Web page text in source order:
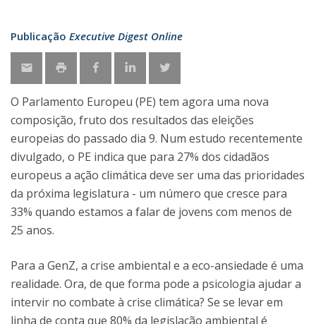
Publicação Executive Digest Online
O Parlamento Europeu (PE) tem agora uma nova
composição, fruto dos resultados das eleições
europeias do passado dia 9. Num estudo recentemente
divulgado, o PE indica que para 27% dos cidadãos
europeus a ação climática deve ser uma das prioridades
da próxima legislatura - um número que cresce para
33% quando estamos a falar de jovens com menos de
25 anos.
Para a GenZ, a crise ambiental e a eco-ansiedade é uma
realidade. Ora, de que forma pode a psicologia ajudar a
intervir no combate à crise climática? Se se levar em
linha de conta que 80% da legislação ambiental é